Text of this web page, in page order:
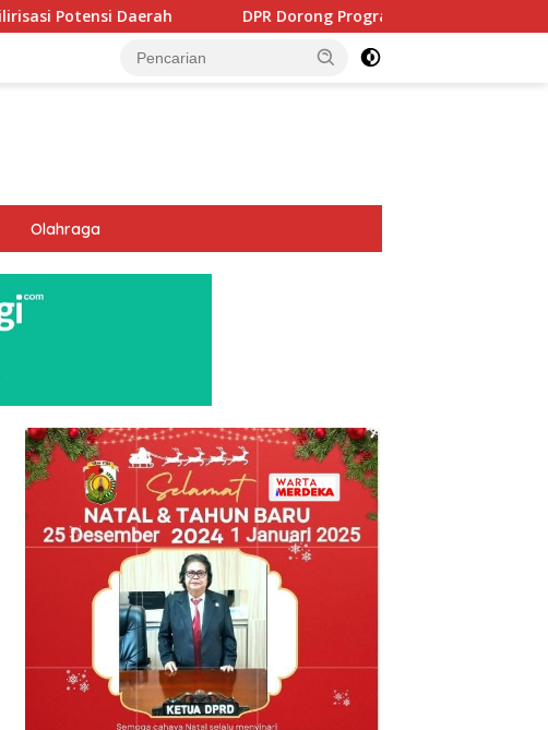
DPR Dorong Program PTSL dan Percepatan Sertifikasi Tanah
Olahraga